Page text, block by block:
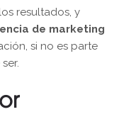
resultados, y
de marketing
si no es parte